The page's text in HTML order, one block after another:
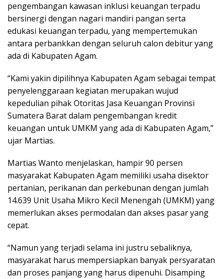
pengembangan kawasan inklusi keuangan terpadu
bersinergi dengan nagari mandiri pangan serta
edukasi keuangan terpadu, yang mempertemukan
antara perbankkan dengan seluruh calon debitur yang
ada di Kabupaten Agam.
“Kami yakin dipilihnya Kabupaten Agam sebagai tempat
penyelenggaraan kegiatan merupakan wujud
kepedulian pihak Otoritas Jasa Keuangan Provinsi
Sumatera Barat dalam pengembangan kredit
keuangan untuk UMKM yang ada di Kabupaten Agam,”
ujar Martias.
Martias Wanto menjelaskan, hampir 90 persen
masyarakat Kabupaten Agam memiliki usaha disektor
pertanian, perikanan dan perkebunan dengan jumlah
14.639 Unit Usaha Mikro Kecil Menengah (UMKM) yang
memerlukan akses permodalan dan akses pasar yang
cepat.
“Namun yang terjadi selama ini justru sebaliknya,
masyarakat harus mempersiapkan banyak persyaratan
dan proses panjang yang harus dipenuhi. Disamping